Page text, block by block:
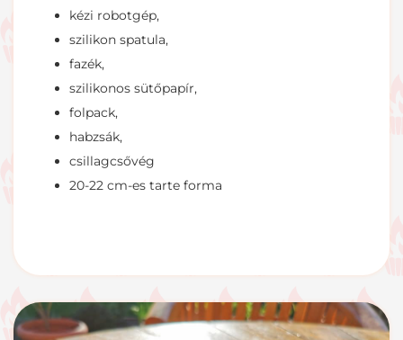
kézi robotgép,
szilikon spatula,
fazék,
szilikonos sütőpapír,
folpack,
habzsák,
csillagcsővég
20-22 cm-es tarte forma